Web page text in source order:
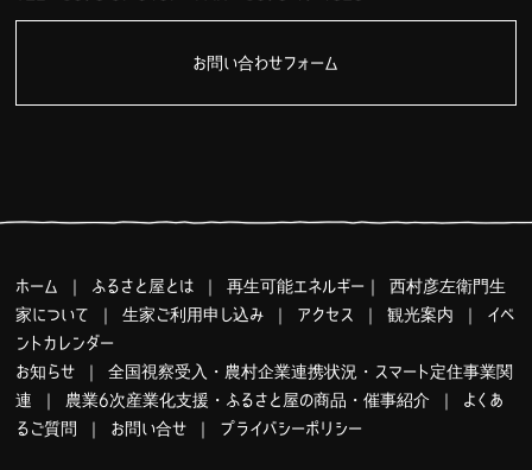
お問い合わせフォーム
ホーム ふるさと屋とは ｜再生可能エネルギー ｜西村彦左衛門生
家について
｜生家ご利用申し込み アクセス ｜観光案内
イベ
ントカレンダー
お知らせ ｜全国視察受入・農村企業連携状況・スマート定住事業関
連
農業6次産業化支援・ふるさと屋の商品・催事紹介
よくあ
るご質問
お問い合せ プライバシーポリシー